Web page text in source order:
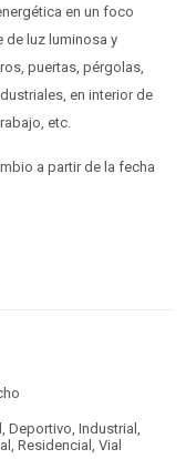
en un foco
de luz luminosa y
puertas, pérgolas,
en interior de
etc.
a partir de la fecha
Deportivo, Industrial,
Residencial, Vial